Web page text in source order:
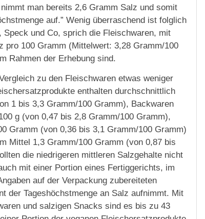
man bereits 2,6 Gramm Salz und somit
auf.” Wenig überraschend ist folglich
und Co, sprich die Fleischwaren, mit
pro 100 Gramm (Mittelwert: 3,28 Gramm/100
Rahmen der Erhebung sind.
zu den Fleischwaren etwas weniger
enthalten durchschnittlich
1 bis 3,3 Gramm/100 Gramm), Backwaren
g (von 0,47 bis 2,8 Gramm/100 Gramm),
Gramm (von 0,36 bis 3,1 Gramm/100 Gramm)
Mittel 1,3 Gramm/100 Gramm (von 0,87 bis
die niedrigeren mittleren Salzgehalte nicht
mit einer Portion eines Fertiggerichts, im
auf der Verpackung zubereiteten
der Tageshöchstmenge an Salz aufnimmt. Mit
und salzigen Snacks sind es bis zu 43